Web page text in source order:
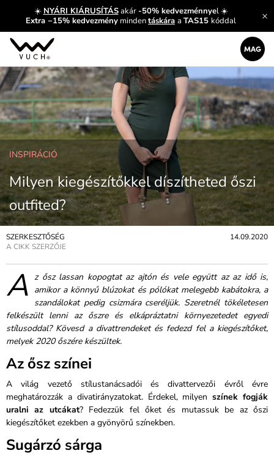
☀️ NYÁRI KIÁRUSÍTÁSakár-50% kedvezménnyel ☀️
Extra −15% kedvezmény mindentáskára a TAS15 kóddal
INSPIRÁCIÓ
Milyen kiegészítőkkel díszítheted őszi
outfited?
14.09.2020
SZERKESZTŐSÉG
A CIKK SZERZŐJE
A z ősz lassan kopogtat az ajtón és vele együtt az az idő is,
amikor a könnyű blúzokat és pólókat melegebb kabátokra, a
szandálokat pedig csizmára cseréljük. Szeretnél tökéletesen
felkészült lenni az őszre és elkápráztatni környezetedet egyedi
stílusoddal? Kövesd a divattrendeket és fedezd fel a kiegészítőket,
melyek 2020 őszére készültek.
Az ősz színei
A világ vezető stílustanácsadói és divattervezői évről évre
meghatározzák a divatirányzatokat. Érdekel, milyenszínek fogják
uralni az utcákat? Fedezzük fel őket és mutassuk be az őszi
kiegészítőket ezekben a gyönyörű színekben.
Sugárzó sárga